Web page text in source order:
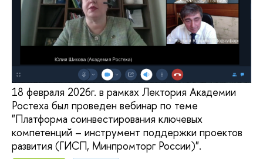
18 февраля 2026г. в рамках Лектория Академии
Ростеха был проведен вебинар по теме
"Платформа соинвестирования ключевых
компетенций – инструмент поддержки проектов
развития (ГИСП, Минпромторг России)".